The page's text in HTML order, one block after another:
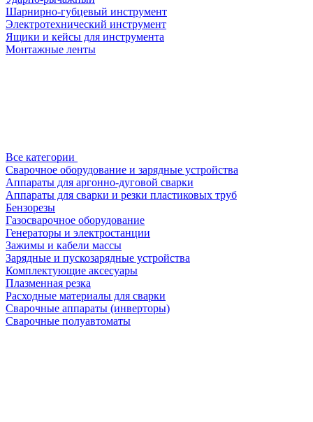
Шарнирно-губцевый инструмент
Электротехнический инструмент
Ящики и кейсы для инструмента
Монтажные ленты
Все категории
Сварочное оборудование и зарядные устройства
Аппараты для аргонно-дуговой сварки
Аппараты для сварки и резки пластиковых труб
Бензорезы
Газосварочное оборудование
Генераторы и электростанции
Зажимы и кабели массы
Зарядные и пускозарядные устройства
Комплектующие аксесуары
Плазменная резка
Расходные материалы для сварки
Сварочные аппараты (инверторы)
Сварочные полуавтоматы